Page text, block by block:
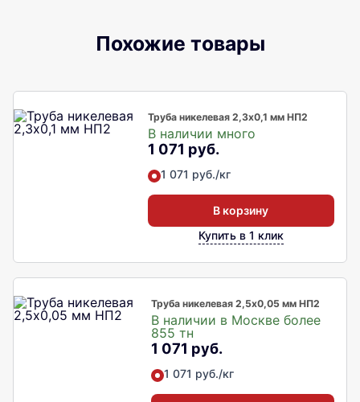
Похожие товары
Труба никелевая 2,3х0,1 мм НП2
В наличии много
1 071 руб.
1 071 руб./кг
В корзину
Купить в 1 клик
Труба никелевая 2,5х0,05 мм НП2
В наличии в Москве более
855 тн
1 071 руб.
1 071 руб./кг